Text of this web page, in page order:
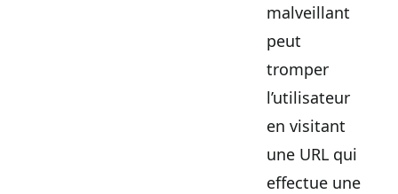
malveillant
peut
tromper
l’utilisateur
en visitant
une URL qui
effectue une